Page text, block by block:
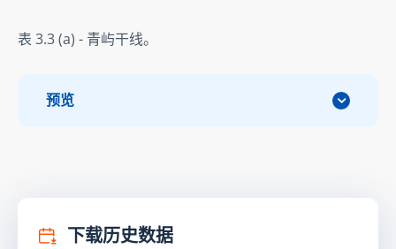
表 3.3 (a) - 青屿干线。
预览
下载历史数据